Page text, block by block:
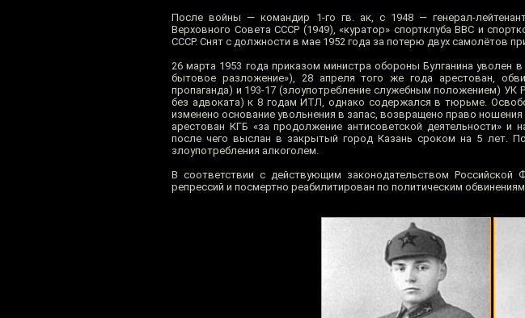
После войны — командир 1-го гв. ак, с 1948 — генерал-
Верховного Совета СССР (1949), «куратор» спортклуба ВВС и
СССР. Снят с должности в мае 1952 года за потерю двух самолётов
26 марта 1953 года приказом министра обороны Булганина
бытовое разложение»), 28 апреля того же года арестован,
пропаганда) и 193-17 (злоупотребление служебным положением)
без адвоката) к 8 годам ИТЛ, однако содержался в тюрьме.
изменено основание увольнения в запас, возвращено право
арестован КГБ «за продолжение антисоветской деятельности»
после чего выслан в закрытый город Казань сроком на 5 лет.
злоупотребления алкоголем.
В соответствии с действующим законодательством Российской
репрессий и посмертно реабилитирован по политическим